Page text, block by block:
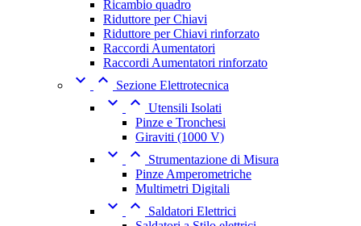
Ricambio quadro
Riduttore per Chiavi
Riduttore per Chiavi rinforzato
Raccordi Aumentatori
Raccordi Aumentatori rinforzato
  Sezione Elettrotecnica
  Utensili Isolati
Pinze e Tronchesi
Giraviti (1000 V)
 
Strumentazione di Misura
Pinze Amperometriche
Multimetri Digitali
 
Saldatori Elettrici